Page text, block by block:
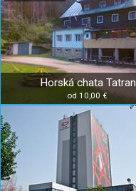
Horská chata Tatran
od 10,00 €